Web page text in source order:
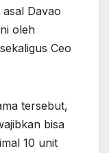
Davao
oleh
Ceo
tersebut,
bisa
10 unit